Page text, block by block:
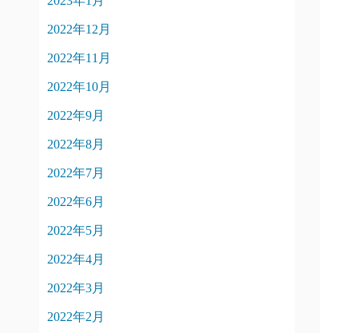
2022年12月
2022年11月
2022年10月
2022年9月
2022年8月
2022年7月
2022年6月
2022年5月
2022年4月
2022年3月
2022年2月